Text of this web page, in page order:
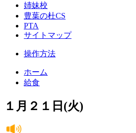
姉妹校
豊葉の杜CS
PTA
サイトマップ
操作方法
ホーム
給食
１月２１日(火)